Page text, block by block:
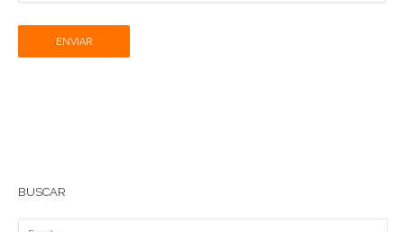
ENVIAR
BUSCAR